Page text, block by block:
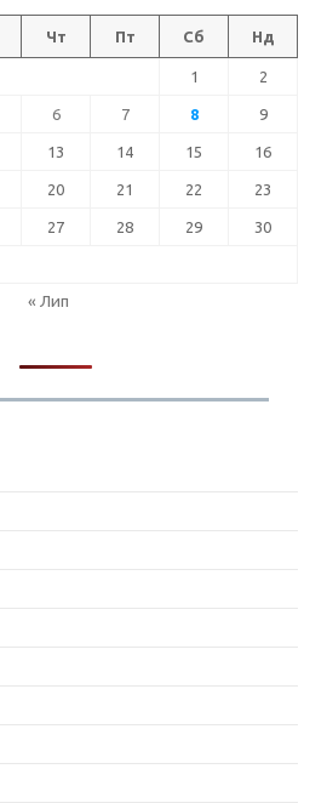
Чт Пт Сб Нд
1 2
6 7 8 9
13 14 15 16
20 21 22 23
27 28 29 30
« Лип